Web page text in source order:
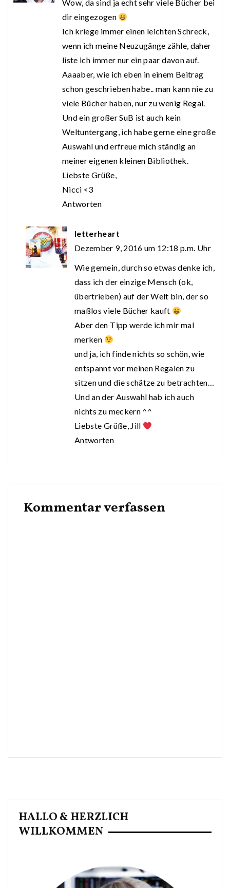
Wow, da sind ja echt sehr viele Bücher bei
dir eingezogen
Ich kriege immer einen leichten Schreck,
wenn ich meine Neuzugänge zähle, daher
liste ich immer nur ein paar davon auf.
Aaaaber, wie ich eben in einem Beitrag
schon geschrieben habe.. man kann nie zu
viele Bücher haben, nur zu wenig Regal.
Und ein großer SuB ist auch kein
Weltuntergang, ich habe gerne eine große
Auswahl und erfreue mich ständig an
meiner eigenen kleinen Bibliothek.
Liebste Grüße,
Nicci <3
Antworten
letterheart
Dezember 9, 2016 um 12:18 p.m. Uhr
Wie gemein, durch so etwas denke ich,
dass ich der einzige Mensch (ok,
übertrieben) auf der Welt bin, der so
maßlos viele Bücher kauft
Aber den Tipp werde ich mir mal
merken
und ja, ich finde nichts so schön, wie
entspannt vor meinen Regalen zu
sitzen und die schätze zu betrachten…
Und an der Auswahl hab ich auch
nichts zu meckern ^^
Liebste Grüße, Jill
Antworten
Kommentar verfassen
HALLO & HERZLICH
WILLKOMMEN